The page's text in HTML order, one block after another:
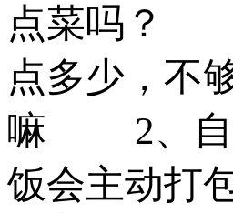
点菜吗？
点多少，不
嘛 2、自
饭会主动